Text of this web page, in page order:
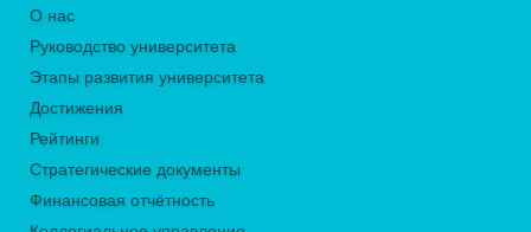
О нас
Руководство университета
Этапы развития университета
Достижения
Рейтинги
Стратегические документы
Финансовая отчётность